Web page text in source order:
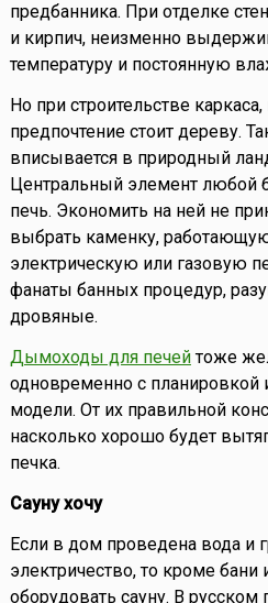
предбанника. При отделке
и кирпич, неизменно
температуру и постоянную
Но при строительстве
предпочтение стоит дереву.
вписывается в природный
Центральный элемент любой
печь. Экономить на ней не
выбрать каменку,
электрическую или газовую
фанаты банных процедур,
дровяные.
Дымоходы для печейтоже
одновременно с
модели. От их правильной
насколько хорошо будет
печка.
Сауну хочу
Если в дом проведена вода и
электричество, то кроме
оборудовать сауну. В